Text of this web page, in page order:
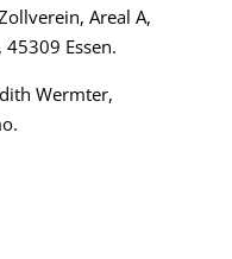
Areal A,
Essen.
Wermter,